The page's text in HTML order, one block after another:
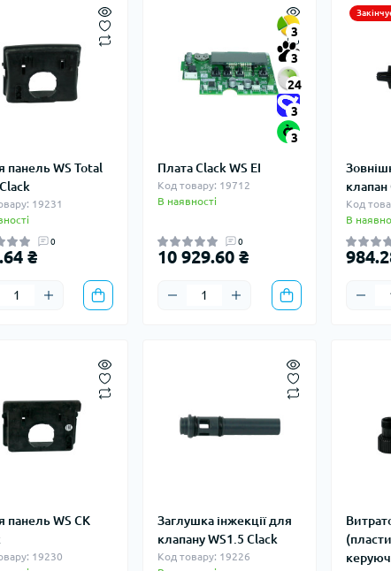
панель WS Total
19231
0
₴
3
3
24
3
3
Плата Clack WS EI
Код товару: 19712
В наявності
0
10 929.60 ₴
клапан
Код
В
панель WS CK
19230
Заглушка інжекції для
клапану WS1.5 Clack
Код товару: 19226